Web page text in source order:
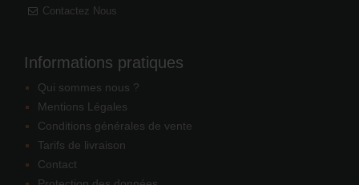
Contactez Nous
Informations pratiques
Qui sommes nous ?
Mentions Légales
Conditions générales de vente
Tarifs de livraison
Contact